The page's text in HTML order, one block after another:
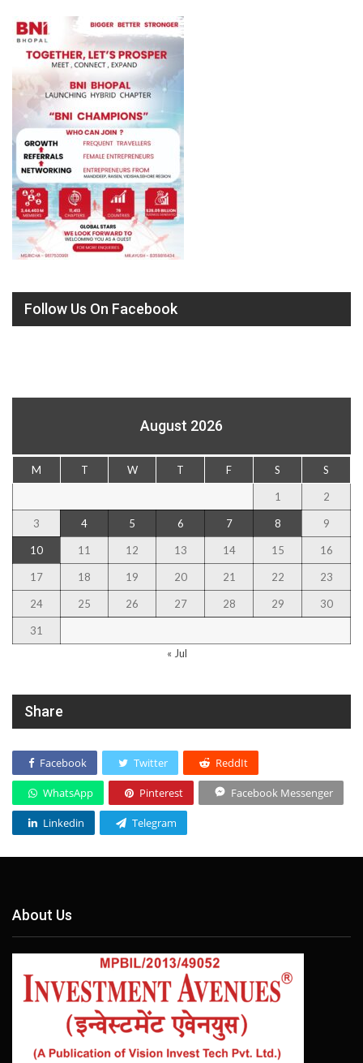
Follow Us On Facebook
August 2026
M T W T F S S
1 2
3 4 5 6 7 8 9
10 11 12 13 14 15 16
17 18 19 20 21 22 23
24 25 26 27 28 29 30
31
« Jul
Share
Facebook Twitter ReddIt
WhatsApp Pinterest Facebook Messenger
Linkedin Telegram
About Us